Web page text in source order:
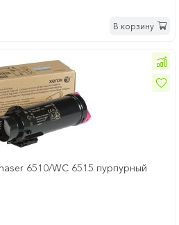
В корзину
6510/WC 6515 пурпурный